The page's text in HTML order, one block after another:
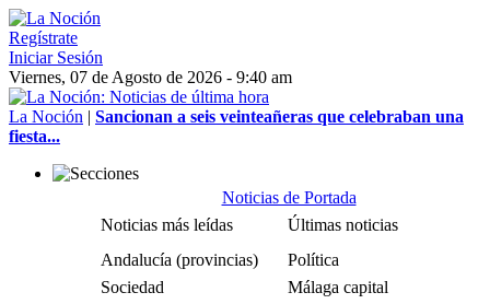
Regístrate
Iniciar Sesión
Viernes, 07 de Agosto de 2026 - 9:40 am
La Noción | Sancionan a seis veinteañeras que celebraban una
fiesta...
Noticias de Portada
Noticias más leídas
Últimas noticias
Andalucía (provincias)
Política
Sociedad
Málaga capital